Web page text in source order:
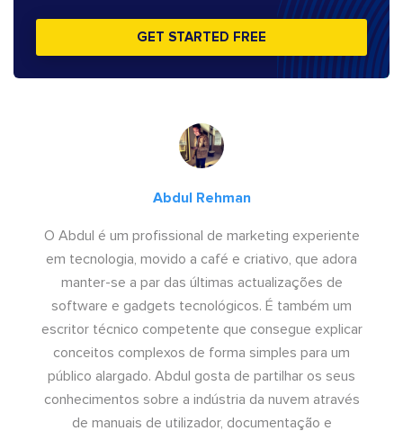
GET STARTED FREE
Abdul Rehman
O Abdul é um profissional de marketing experiente
em tecnologia, movido a café e criativo, que adora
manter-se a par das últimas actualizações de
software e gadgets tecnológicos. É também um
escritor técnico competente que consegue explicar
conceitos complexos de forma simples para um
público alargado. Abdul gosta de partilhar os seus
conhecimentos sobre a indústria da nuvem através
de manuais de utilizador, documentação e